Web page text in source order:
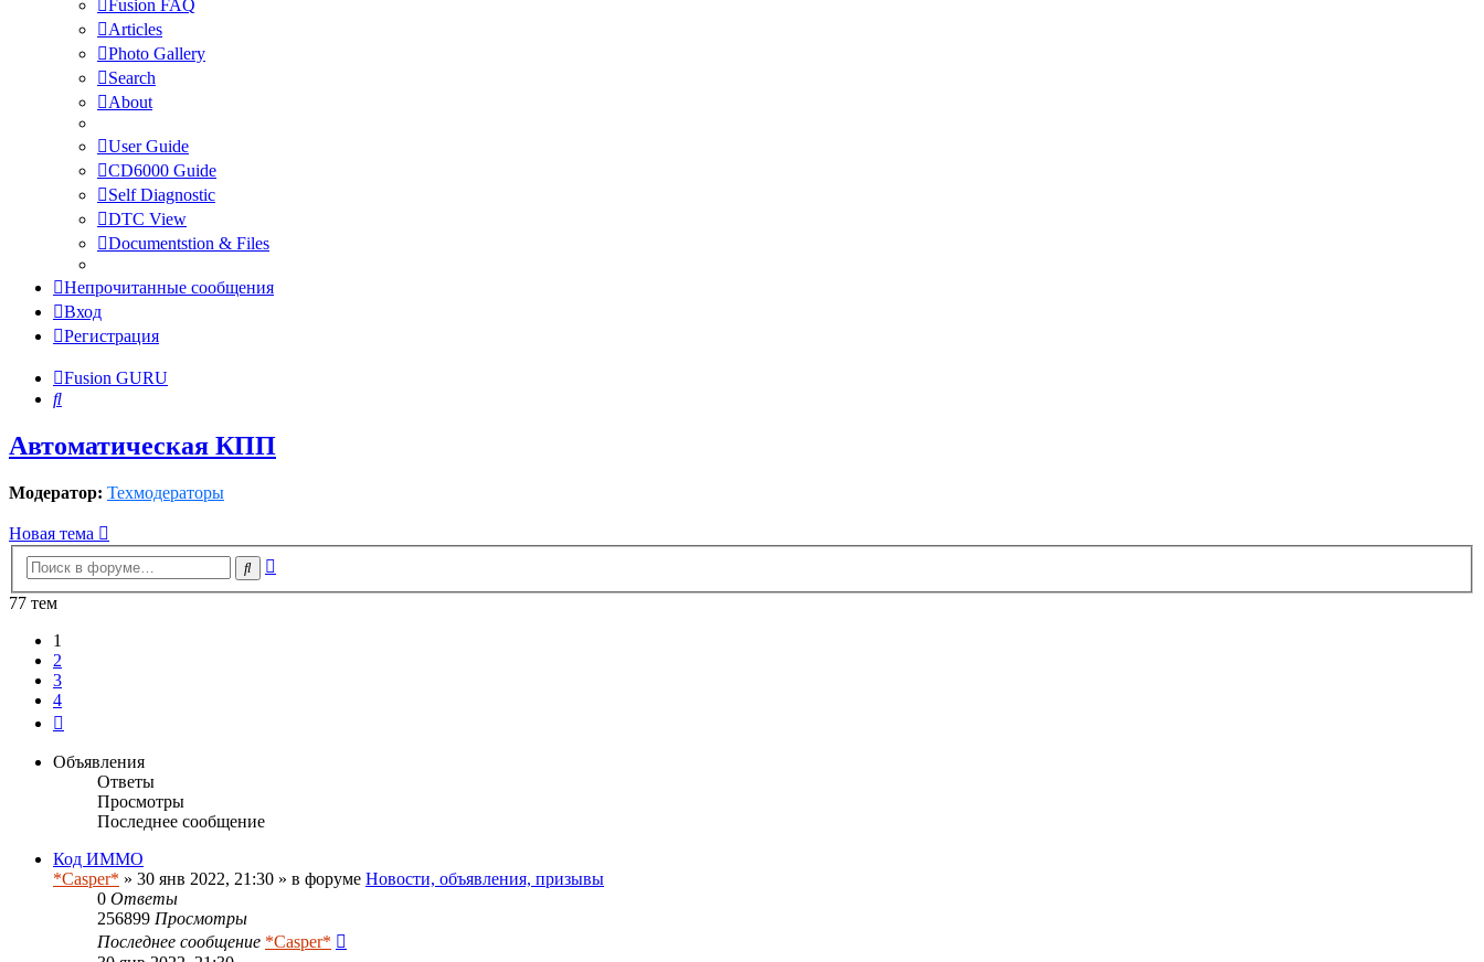
Fusion FAQ
Articles
Photo Gallery
Search
About
User Guide
CD6000 Guide
Self Diagnostic
DTC View
Documentstion & Files
Непрочитанные сообщения
Вход
Регистрация
Fusion GURU
Поиск
Автоматическая КПП
Модератор: Техмодераторы
Новая тема
Поиск
77 тем
1
2
3
4
Объявления
Ответы
Просмотры
Последнее сообщение
Код ИММО
*Casper* » 30 янв 2022, 21:30 » в форуме Новости, объявления, призывы
0 Ответы
256899 Просмотры
Последнее сообщение *Casper*